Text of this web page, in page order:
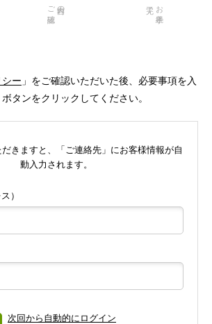
内容の
ご確認 お手続き
ー 」をご確認いただいた後、必要事項を入
タンをクリックしてください。
きますと、「ご連絡先」にお客様情報が自
動入力されます。
）
次回から自動的にログイン